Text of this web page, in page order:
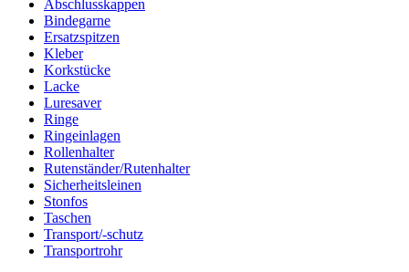
Abschlusskappen
Bindegarne
Ersatzspitzen
Kleber
Korkstücke
Lacke
Luresaver
Ringe
Ringeinlagen
Rollenhalter
Rutenständer/Rutenhalter
Sicherheitsleinen
Stonfos
Taschen
Transport/-schutz
Transportrohr